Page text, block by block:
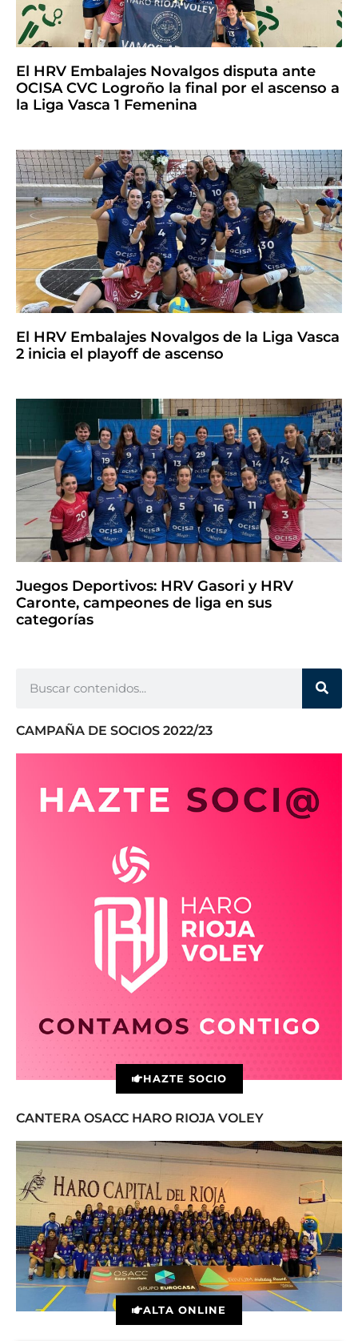
El HRV Embalajes Novalgos disputa ante
OCISA CVC Logroño la final por el ascenso a
la Liga Vasca 1 Femenina
El HRV Embalajes Novalgos de la Liga Vasca
2 inicia el playoff de ascenso
Juegos Deportivos: HRV Gasori y HRV
Caronte, campeones de liga en sus
categorías
CAMPAÑA DE SOCIOS 2022/23
HAZTE SOCIO
CANTERA OSACC HARO RIOJA VOLEY
ALTA ONLINE